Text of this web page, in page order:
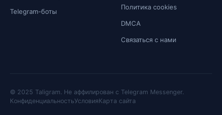
Telegram-боты
Политика cookies
DMCA
Связаться с нами
© 2025 Taligram. Не аффилирован с Telegram Messenger.
КонфиденциальностьУсловияКарта сайта